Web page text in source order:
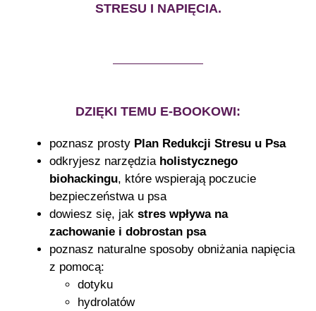
STRESU I NAPIĘCIA.
DZIĘKI TEMU E-BOOKOWI:
poznasz prosty Plan Redukcji Stresu u Psa
odkryjesz narzędzia holistycznego
biohackingu, które wspierają poczucie
bezpieczeństwa u psa
dowiesz się, jak stres wpływa na
zachowanie i dobrostan psa
poznasz naturalne sposoby obniżania napięcia
z pomocą:
dotyku
hydrolatów